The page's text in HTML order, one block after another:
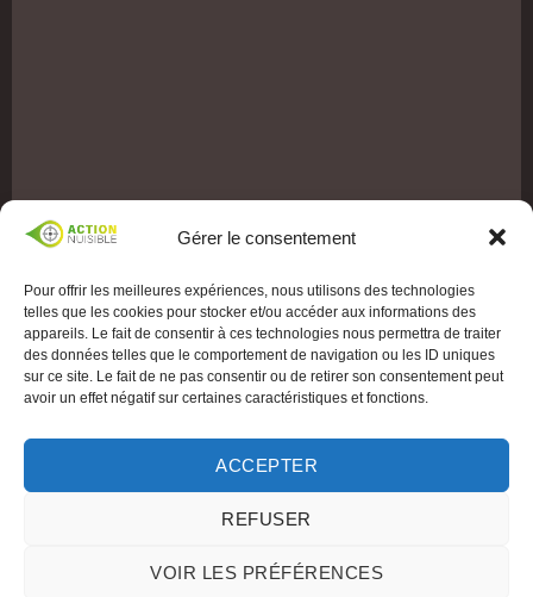
Gérer le consentement
Pour offrir les meilleures expériences, nous utilisons des technologies
telles que les cookies pour stocker et/ou accéder aux informations des
appareils. Le fait de consentir à ces technologies nous permettra de traiter
des données telles que le comportement de navigation ou les ID uniques
sur ce site. Le fait de ne pas consentir ou de retirer son consentement peut
avoir un effet négatif sur certaines caractéristiques et fonctions.
ACCEPTER
REFUSER
VOIR LES PRÉFÉRENCES